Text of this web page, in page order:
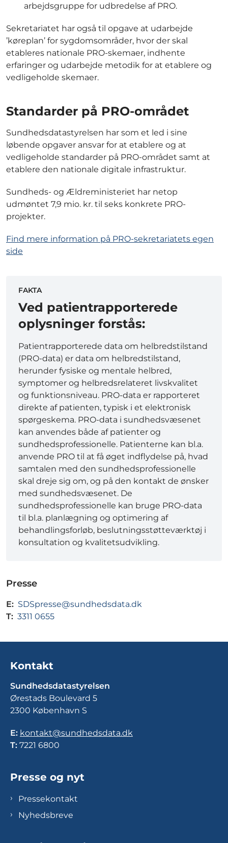
arbejdsgruppe for udbredelse af PRO.
Sekretariatet har også til opgave at udarbejde
’køreplan’ for sygdomsområder, hvor der skal
etableres nationale PRO-skemaer, indhente
erfaringer og udarbejde metodik for at etablere og
vedligeholde skemaer.
Standarder på PRO-området
Sundhedsdatastyrelsen har som et led i sine
løbende opgaver ansvar for at etablere og at
vedligeholde standarder på PRO-området samt at
etablere den nationale digitale infrastruktur.
Sundheds- og Ældreministeriet har netop
udmøntet 7,9 mio. kr. til seks konkrete PRO-
projekter.
Find mere information på PRO-sekretariatets egen
side
FAKTA
Ved patientrapporterede
oplysninger forstås:
Patientrapporterede data om helbredstilstand
(PRO-data) er data om helbredstilstand,
herunder fysiske og mentale helbred,
symptomer og helbredsrelateret livskvalitet
og funktionsniveau. PRO-data er rapporteret
direkte af patienten, typisk i et elektronisk
spørgeskema. PRO-data i sundhedsvæsenet
kan anvendes både af patienter og
sundhedsprofessionelle. Patienterne kan bl.a.
anvende PRO til at få øget indflydelse på, hvad
samtalen med den sundhedsprofessionelle
skal dreje sig om, og på den kontakt de ønsker
med sundhedsvæsenet. De
sundhedsprofessionelle kan bruge PRO-data
til bl.a. planlægning og optimering af
behandlingsforløb, beslutningsstøtteværktøj i
konsultation og kvalitetsudvikling.
Presse
E: SDSpresse@sundhedsdata.dk
T: 3311 0655
Kontakt
Sundhedsdatastyrelsen
Ørestads Boulevard 5
2300 København S
E: kontakt@sundhedsdata.dk
T: 7221 6800
Presse og nyt
Pressekontakt
Nyhedsbreve